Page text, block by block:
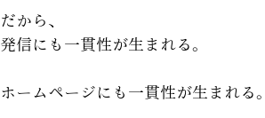
だから、
発信にも一貫性が生まれる。
ホームページにも一貫性が生まれる。